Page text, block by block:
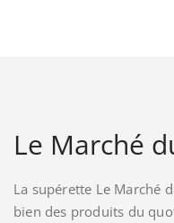
Le Marché
La supérette Le Marché
bien des produits du